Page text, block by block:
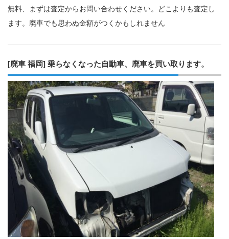
無料、まずは査定からお問い合わせください。どこよりも査定し
ます。廃車でも思わぬ金額がつくかもしれません
[廃車 福岡] 乗らなくなった自動車、廃車を買い取ります。